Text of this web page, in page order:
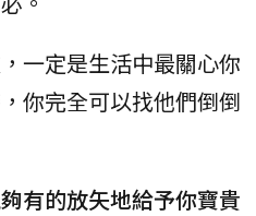
一定是生活中最關心你
你完全可以找他們倒倒
有的放矢地給予你寶貴